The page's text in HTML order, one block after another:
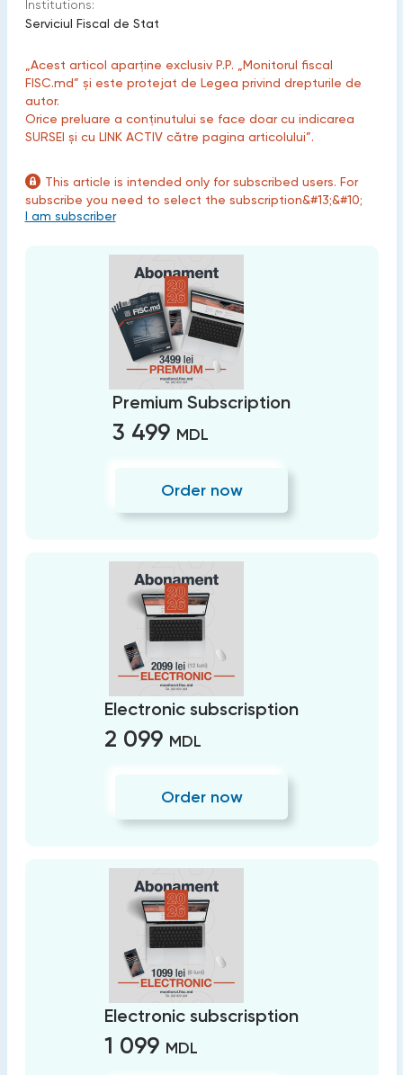
Institutions:
Serviciul Fiscal de Stat
„Acest articol aparține exclusiv P.P. „Monitorul fiscal
FISC.md” și este protejat de Legea privind drepturile de
autor.
Orice preluare a conținutului se face doar cu indicarea
SURSEI și cu LINK ACTIV către pagina articolului”.
This article is intended only for subscribed users. For
subscribe you need to select the subscription&#13;&#10;
I am subscriber
Premium Subscription
3 499 MDL
Order now
Electronic subscrisption
2 099 MDL
Order now
Electronic subscrisption
1 099 MDL